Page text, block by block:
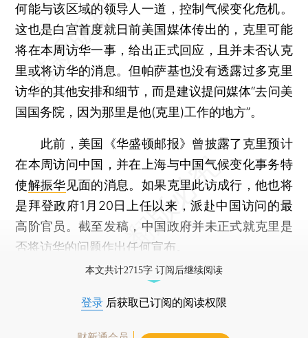
何能与该区域的领导人一道，控制气候变化危机。
这也是白宫首度就日前美国媒体传出的，克里可能
将在本周访华一事，给出正式回应，且并未否认克
里或将访华的消息。但帕萨基也没有透露过多克里
访华的其他安排和细节，而是建议提问媒体“去问美
国国务院，因为那里是他(克里)工作的地方”。
此前，美国《华盛顿邮报》曾披露了克里预计
在本周访问中国，并在上海与中国气候变化事务特
使解振华见面的消息。如果克里此访成行，他也将
是拜登政府1月20日上任以来，派赴中国访问的最
高阶官员。截至发稿，中国政府并未正式就克里是
否将访华的问题作出任何宣布。
本文共计2715字 订阅后继续阅读
登录 后获取已订阅的阅读权限